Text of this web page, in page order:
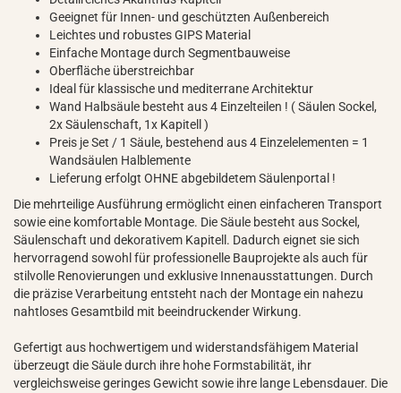
Geeignet für Innen- und geschützten Außenbereich
Leichtes und robustes GIPS Material
Einfache Montage durch Segmentbauweise
Oberfläche überstreichbar
Ideal für klassische und mediterrane Architektur
Wand Halbsäule besteht aus 4 Einzelteilen ! ( Säulen Sockel,
2x Säulenschaft, 1x Kapitell )
Preis je Set / 1 Säule, bestehend aus 4 Einzelelementen = 1
Wandsäulen Halblemente
Lieferung erfolgt OHNE abgebildetem Säulenportal !
Die mehrteilige Ausführung ermöglicht einen einfacheren Transport
sowie eine komfortable Montage. Die Säule besteht aus Sockel,
Säulenschaft und dekorativem Kapitell. Dadurch eignet sie sich
hervorragend sowohl für professionelle Bauprojekte als auch für
stilvolle Renovierungen und exklusive Innenausstattungen. Durch
die präzise Verarbeitung entsteht nach der Montage ein nahezu
nahtloses Gesamtbild mit beeindruckender Wirkung.
Gefertigt aus hochwertigem und widerstandsfähigem Material
überzeugt die Säule durch ihre hohe Formstabilität, ihr
vergleichsweise geringes Gewicht sowie ihre lange Lebensdauer. Die